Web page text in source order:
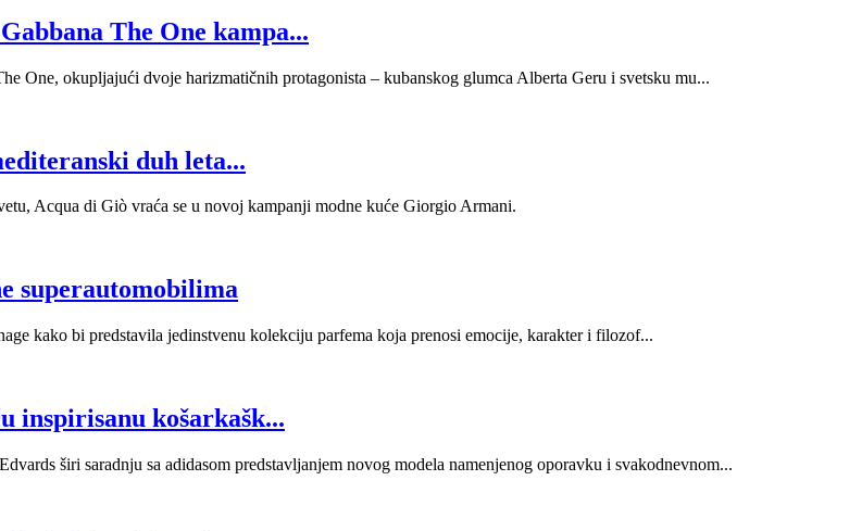
The One kampa...
One, okupljajući dvoje harizmatičnih protagonista – kubanskog glumca Alberta Geru i svetsku mu...
duh leta...
Acqua di Giò vraća se u novoj kampanji modne kuće Giorgio Armani.
superautomobilima
kako bi predstavila jedinstvenu kolekciju parfema koja prenosi emocije, karakter i filozof...
inspirisanu košarkašk...
širi saradnju sa adidasom predstavljanjem novog modela namenjenog oporavku i svakodnevnom...